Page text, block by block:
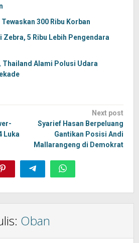
300 Ribu Korban
Zebra, 5 Ribu Lebih Pengendara
Thailand Alami Polusi Udara
Luka
Next post
Syarief Hasan Berpeluang
Gantikan Posisi Andi
Mallarangeng di Demokrat
Oban